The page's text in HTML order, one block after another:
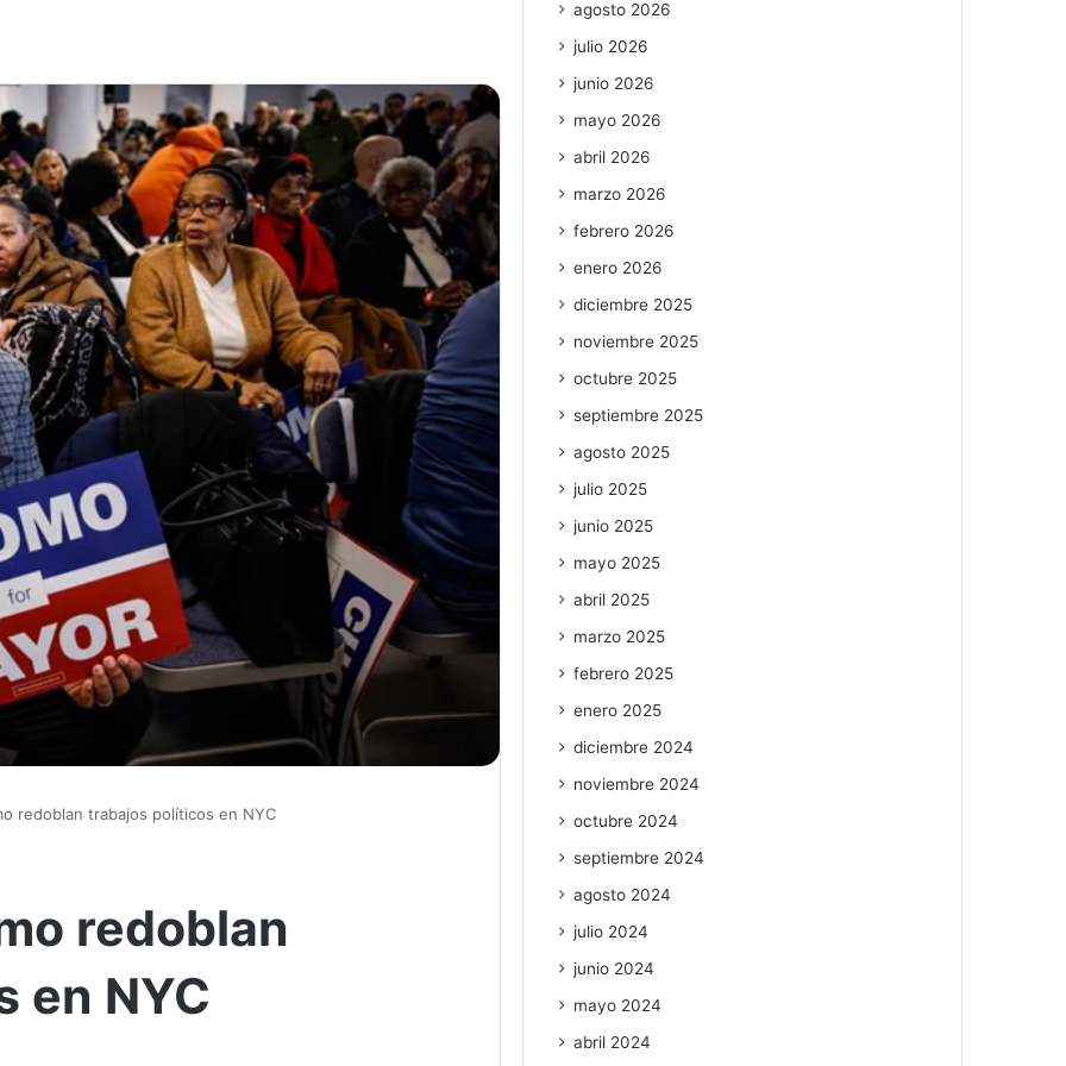
redoblan trabajos políticos en NYC
redoblan
en NYC
agosto 2026
julio 2026
junio 2026
mayo 2026
abril 2026
marzo 2026
febrero 2026
enero 2026
diciembre 2025
noviembre 2025
octubre 2025
septiembre 2025
agosto 2025
julio 2025
junio 2025
mayo 2025
abril 2025
marzo 2025
febrero 2025
enero 2025
diciembre 2024
noviembre 2024
octubre 2024
septiembre 2024
agosto 2024
julio 2024
junio 2024
mayo 2024
abril 2024